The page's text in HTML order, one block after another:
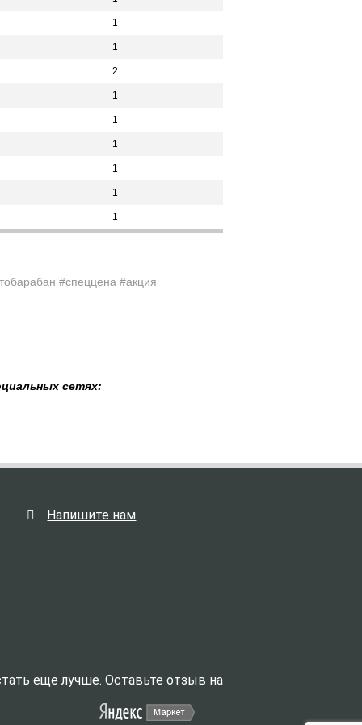
1
1
2
1
1
1
1
1
1
#спеццена #акция
сетях:
Напишите нам
еще лучше. Оставьте отзыв на